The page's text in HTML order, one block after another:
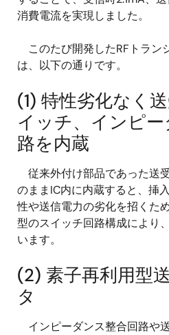
消費電流を実現しました。
このたび開発したRFトラン
は、以下の通りです。
(1) 特性劣化なく
イッチ、インピ
路を内蔵
従来外付け部品であった送
のままIC内に内蔵すると、挿
性や送信電力の劣化を招くた
型のスイッチ回路構成により
います。
(2) 素子再利用型
タ
インピーダンス整合回路や